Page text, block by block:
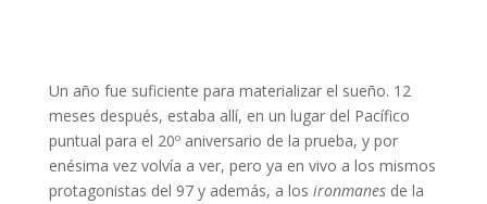
Un año fue suficiente para materializar el sueño. 12
meses después, estaba allí, en un lugar del Pacífico
puntual para el 20º aniversario de la prueba, y por
enésima vez volvía a ver, pero ya en vivo a los mismos
protagonistas del 97 y además, a los ironmanesde la